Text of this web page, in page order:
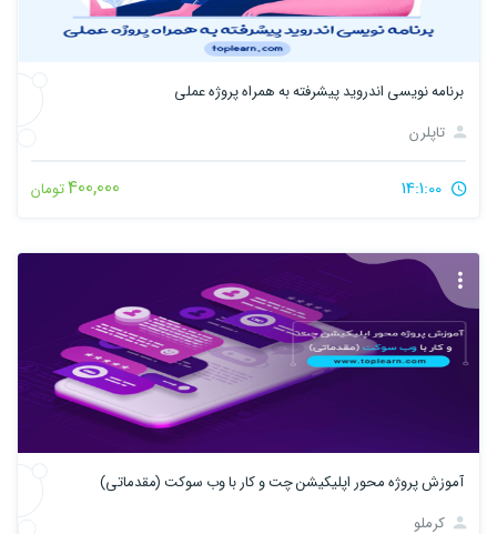
برنامه نویسی اندروید پیشرفته به همراه پروژه عملی
تاپلرن
400,000تومان
آموزش پروژه محور اپلیکیشن چت و کار با وب سوکت (مقدماتی)
کرملو